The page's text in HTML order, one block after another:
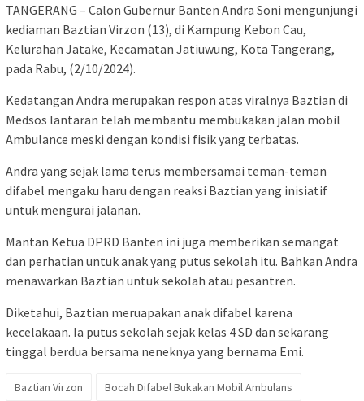
TANGERANG – Calon Gubernur Banten Andra Soni mengunjungi
kediaman Baztian Virzon (13), di Kampung Kebon Cau,
Kelurahan Jatake, Kecamatan Jatiuwung, Kota Tangerang,
pada Rabu, (2/10/2024).
Kedatangan Andra merupakan respon atas viralnya Baztian di
Medsos lantaran telah membantu membukakan jalan mobil
Ambulance meski dengan kondisi fisik yang terbatas.
Andra yang sejak lama terus membersamai teman-teman
difabel mengaku haru dengan reaksi Baztian yang inisiatif
untuk mengurai jalanan.
Mantan Ketua DPRD Banten ini juga memberikan semangat
dan perhatian untuk anak yang putus sekolah itu. Bahkan Andra
menawarkan Baztian untuk sekolah atau pesantren.
Diketahui, Baztian meruapakan anak difabel karena
kecelakaan. Ia putus sekolah sejak kelas 4 SD dan sekarang
tinggal berdua bersama neneknya yang bernama Emi.
Baztian Virzon
Bocah Difabel Bukakan Mobil Ambulans